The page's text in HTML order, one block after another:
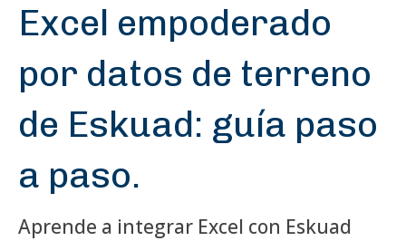
Excel empoderado
por datos de terreno
de Eskuad: guía paso
a paso.
Aprende a integrar Excel con Eskuad